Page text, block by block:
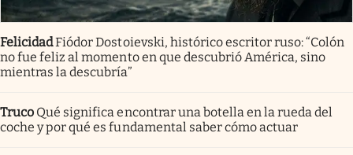
FelicidadFiódor Dostoievski, histórico escritor ruso: “Colón
no fue feliz al momento en que descubrió América, sino
mientras la descubría”
Truco Qué significa encontrar una botella en la rueda del
coche y por qué es fundamental saber cómo actuar